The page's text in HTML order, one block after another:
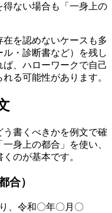
ない場合も「一身上の
を認めないケースも多
・診断書など）を残し
、ハローワークで自己
る可能性があります。
書くべきかを例文で確
身上の都合」を使い、
のが基本です。
合）
、令和〇年〇月〇